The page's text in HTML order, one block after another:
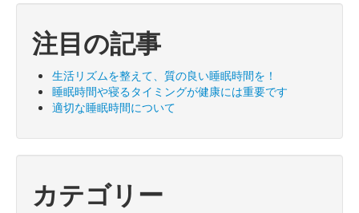
注目の記事
生活リズムを整えて、質の良い睡眠時間を！
睡眠時間や寝るタイミングが健康には重要です
適切な睡眠時間について
カテゴリー